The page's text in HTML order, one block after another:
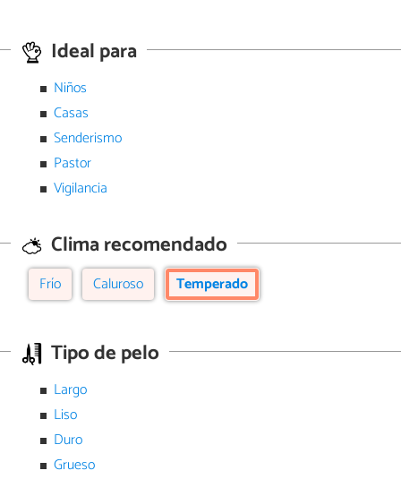
Ideal para
Niños
Casas
Senderismo
Pastor
Vigilancia
Clima recomendado
Frío Caluroso Temperado
Tipo de pelo
Largo
Liso
Duro
Grueso